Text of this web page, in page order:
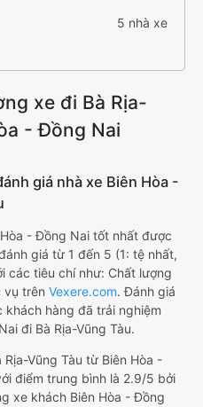
5 nhà xe
xe đi Bà Rịa-
- Đồng Nai
giá nhà xe Biên Hòa -
- Đồng Nai tốt nhất được
giá từ 1 đến 5 (1: tệ nhất,
các tiêu chí như: Chất lượng
vụ trên Vexere.com. Đánh giá
hàng đã trải nghiệm
đi Bà Rịa-Vũng Tàu.
Vũng Tàu từ Biên Hòa -
điểm trung bình là 2.9/5 bởi
xe khách Biên Hòa - Đồng